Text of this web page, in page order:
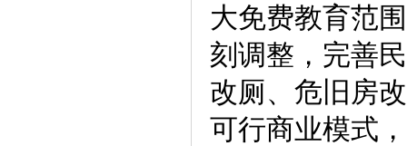
大免费教育范
刻调整，完善
改厕、危旧房
可行商业模式